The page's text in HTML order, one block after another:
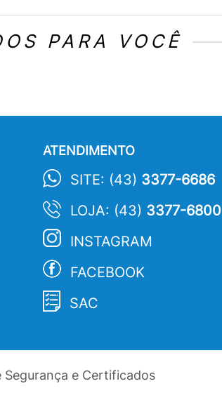
PARA VOCÊ
ATENDIMENTO
SITE: (43) 3377-6686
LOJA: (43) 3377-6800
INSTAGRAM
FACEBOOK
SAC
Segurança e Certificados